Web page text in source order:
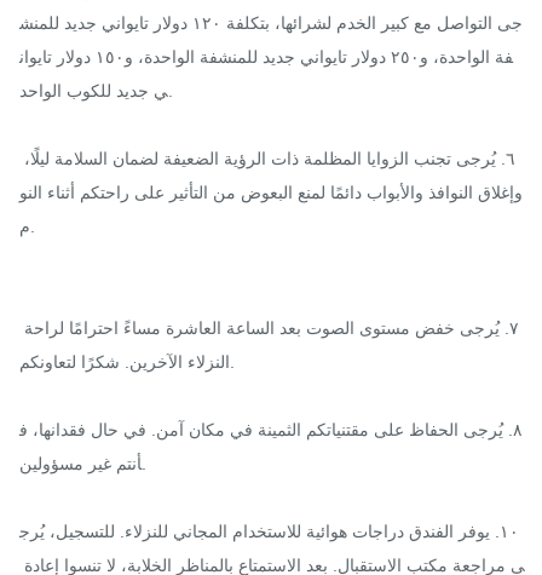
جى التواصل مع كبير الخدم لشرائها، بتكلفة ١٢٠ دولار تايواني جديد للمنش
فة الواحدة، و٢٥٠ دولار تايواني جديد للمنشفة الواحدة، و١٥٠ دولار تايوان
ي جديد للكوب الواحد.
وإغلاق النوافذ والأبواب دائمًا لمنع البعوض من التأثير على راحتكم أثناء النو
م.
النزلاء الآخرين. شكرًا لتعاونكم.
٨. يُرجى الحفاظ على مقتنياتكم الثمينة في مكان آمن. في حال فقدانها، ف
أنتم غير مسؤولين.
١٠. يوفر الفندق دراجات هوائية للاستخدام المجاني للنزلاء. للتسجيل، يُرج